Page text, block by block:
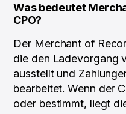
Was bedeutet
CPO?
Der Merchant of
die den Ladevorgang
ausstellt und
bearbeitet. Wenn der
oder bestimmt, liegt